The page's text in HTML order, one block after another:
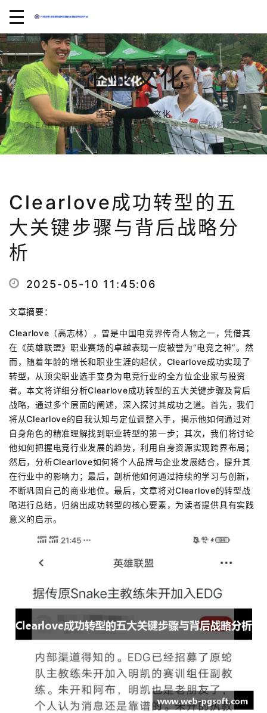
企业文化
首页
企业文化
CLEARLOVE成功转型的五大关键步骤与背后战略分析
Clearlove成功转型的五
大关键步骤与背后战略分
析
2025-05-10 11:45:06
文章摘要：
Clearlove（高志林），曾是中国电竞界传奇人物之一，凭借其
在《英雄联盟》职业赛场的卓越表现一度被誉为“电竞之神”。然
而，随着年龄的增长和职业生涯的起伏，Clearlove成功实现了
转型，从顶尖职业选手变身为电竞行业的全方位企业家与投资
者。本文将详细分析Clearlove成功转型的五大关键步骤及背后
战略，通过多个层面的阐述，深入探讨其成功之道。首先，我们
将从Clearlove的自我认知与定位调整入手，揭示他如何通过对
自身角色的精准理解找到职业转型的第一步；其次，我们将讨论
他如何把握电竞行业发展的趋势，利用自身资源实现跨界布局；
然后，分析Clearlove如何将个人品牌与企业发展结合，提升其
在行业中的影响力；最后，剖析他如何通过持续的学习与创新，
不断巩固自己的商业地位。最后，文章将对Clearlove的转型战
略进行总结，归纳出成功转型的核心要素，为读者提供具有实践
意义的启示。